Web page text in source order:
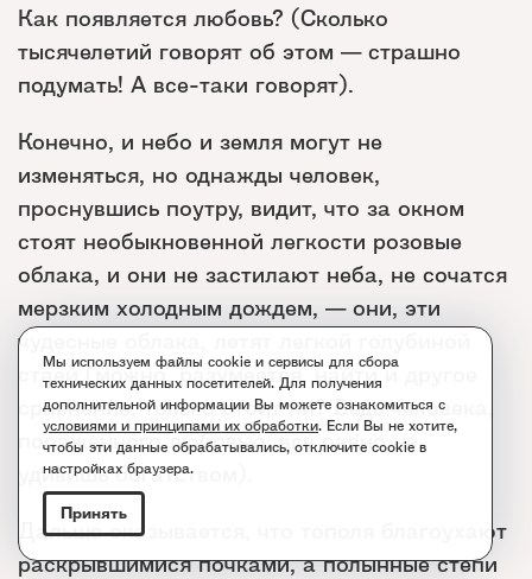
Как появляется любовь? (Сколько
тысячелетий говорят об этом — страшно
подумать! А все-таки говорят).
Конечно, и небо и земля могут не
изменяться, но однажды человек,
проснувшись поутру, видит, что за окном
стоят необыкновенной легкости розовые
облака, и они не застилают неба, не сочатся
мерзким холодным дождем, — они, эти
чудесные облака, летят легкой голубиной
стаей (можно, разумеется, найти и другое
сравнение, только стоит ли? Ведь человека,
пораженного любовью, все равно не
удивишь богатством).
Дальше оказывается, что тополя благоухают
раскрывшимися почками, а полынные степи
Мы используем файлы cookie и сервисы для сбора
технических данных посетителей. Для получения
дополнительной информации Вы можете ознакомиться с
условиями и принципами их обработки. Если Вы не хотите,
чтобы эти данные обрабатывались, отключите cookie в
настройках браузера.
Принять